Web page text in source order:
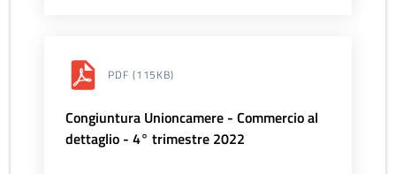
PDF (115KB)
Congiuntura Unioncamere - Commercio al
dettaglio - 4° trimestre 2022